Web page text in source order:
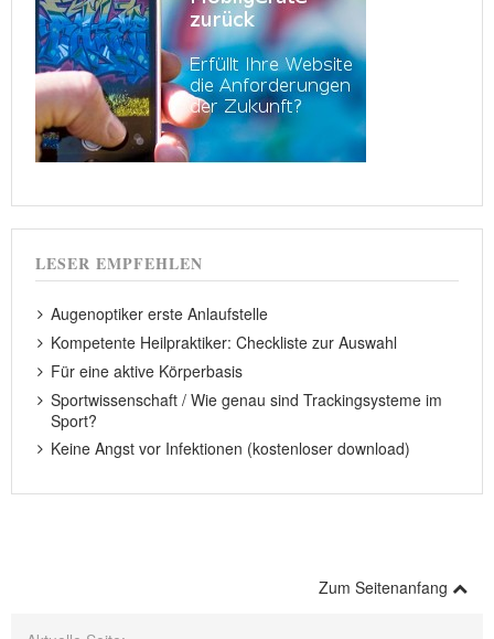
LESER EMPFEHLEN
Augenoptiker erste Anlaufstelle
Kompetente Heilpraktiker: Checkliste zur Auswahl
Für eine aktive Körperbasis
Sportwissenschaft / Wie genau sind Trackingsysteme im
Sport?
Keine Angst vor Infektionen (kostenloser download)
Zum Seitenanfang